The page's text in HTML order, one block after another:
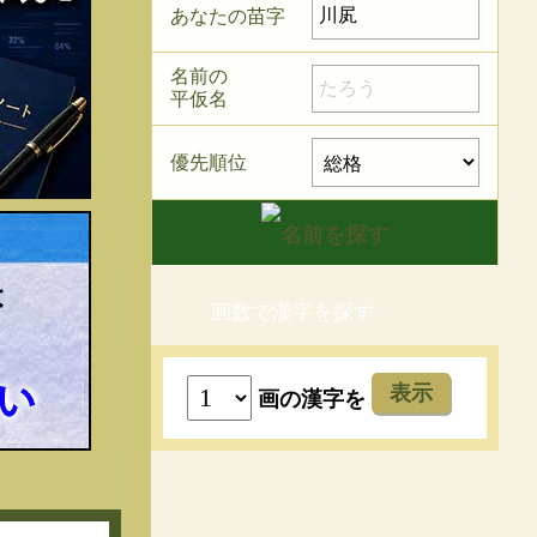
あなたの苗字
名前の
平仮名
優先順位
画数で漢字を探す
画の漢字を 表示